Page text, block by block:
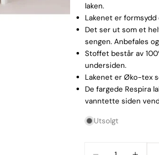
laken.
Lakenet er
Det ser ut som et
sengen. Anbefales
Stoffet består av
undersiden.
Lakenet er Øko-tex
De fargede Respira
vanntette siden
Utsolgt